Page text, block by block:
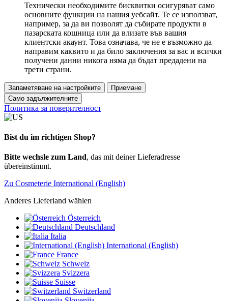
Технически необходимите бисквитки осигуряват само
основните функции на нашия уебсайт. Те се използват,
например, за да ви позволят да събирате продукти в
пазарската кошница или да влизате във вашия
клиентски акаунт. Това означава, че не е възможно да
направим каквито и да било заключения за вас и всички
получени данни никога няма да бъдат предадени на
трети страни.
Запаметяване на настройките
Приемане
Само задължителните
Политика за поверителност
Bist du im richtigen Shop?
Bitte wechsle zum Land, das mit deiner Lieferadresse
übereinstimmt.
Zu Cosmeterie International (English)
Anderes Lieferland wählen
Österreich
Deutschland
Italia
International (English)
France
Schweiz
Svizzera
Suisse
Switzerland